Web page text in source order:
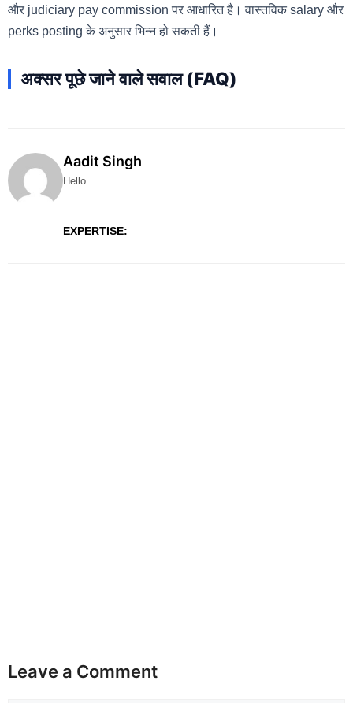
और judiciary pay commission पर आधारित है। वास्तविक salary और
perks posting के अनुसार भिन्न हो सकती हैं।
अक्सर पूछे जाने वाले सवाल (FAQ)
Aadit Singh
Hello
EXPERTISE:
Leave a Comment